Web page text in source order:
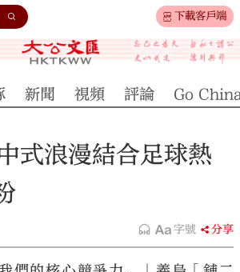
下載客戶端
新聞 視頻 評論 Go
式浪漫結合足球熱
字號 分享